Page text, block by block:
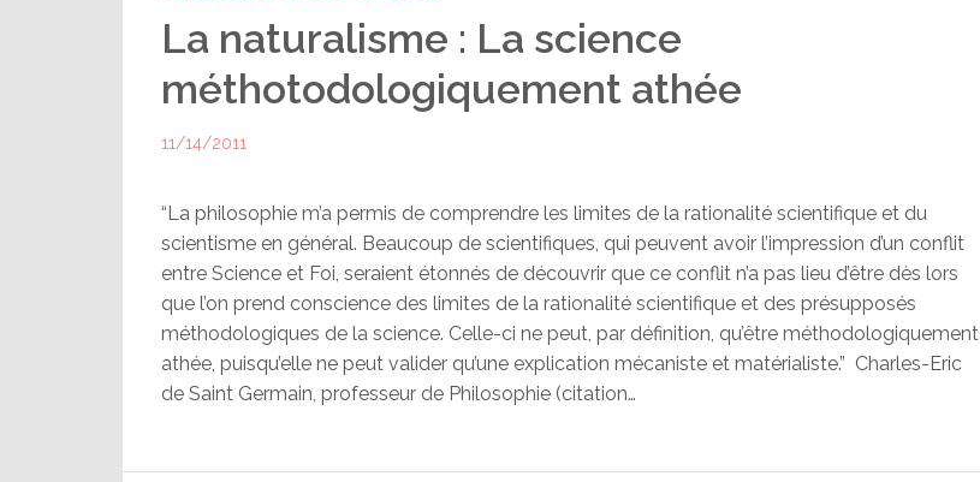
La naturalisme : La science
méthotodologiquement athée
11/14/2011
“La philosophie m’a permis de comprendre les limites de la rationalité scientifique et du
scientisme en général. Beaucoup de scientifiques, qui peuvent avoir l’impression d’un conflit
entre Science et Foi, seraient étonnés de découvrir que ce conflit n’a pas lieu d’être dès lors
que l’on prend conscience des limites de la rationalité scientifique et des présupposés
méthodologiques de la science. Celle-ci ne peut, par définition, qu’être méthodologiquement
athée, puisqu’elle ne peut valider qu’une explication mécaniste et matérialiste.” Charles-Eric
de Saint Germain, professeur de Philosophie (citation…